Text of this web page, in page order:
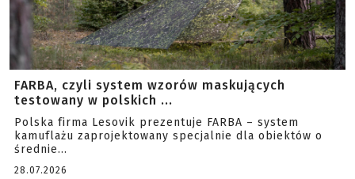
FARBA, czyli system wzorów maskujących
testowany w polskich ...
Polska firma Lesovik prezentuje FARBA – system
kamuflażu zaprojektowany specjalnie dla obiektów o
średnie...
28.07.2026